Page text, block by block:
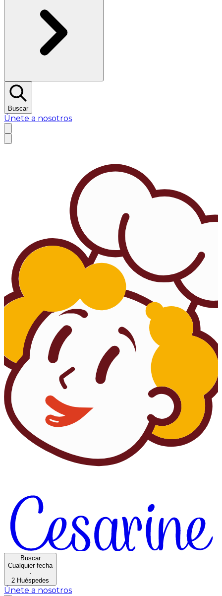
Buscar
Únete a nosotros
Buscar
Cualquier fecha
·
2 Huéspedes
Únete a nosotros